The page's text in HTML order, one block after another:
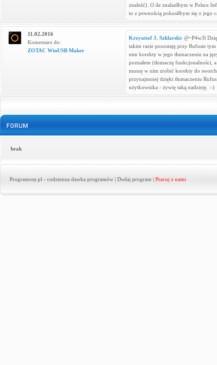
znaleźć). O ile znalazłbym w Polsce
to z pewnością pokusiłbym się o jego
Krzysztof J. Szklarski: @~P4w3l
takim razie pozostaję przy Rufusie
nim korekty w jego tłumaczeniu na
poznałem (tłumaczę funkcjonalności,
muszę w nim zrobić korekty do
przynajmniej dzięki tłumaczeniu
użytkownika - żywię taką nadzieję. :-)
11.02.2016
Komentarz do:
ZOTAC WinUSB Maker
brak
Programosy.pl - codzienna dawka programów | Dodaj program | Pracuj z nami